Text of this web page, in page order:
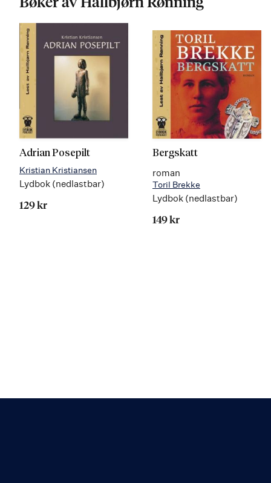
Bøker av Hallbjørn Rønning
Adrian Posepilt
Kristian Kristiansen
Lydbok (nedlastbar)
129 kr
Bergskatt
roman
Toril Brekke
Lydbok (nedlastbar)
149 kr